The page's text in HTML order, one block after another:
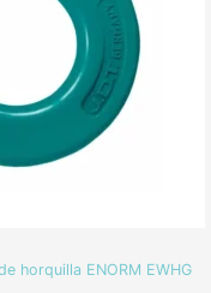
horquilla ENORM EWHG